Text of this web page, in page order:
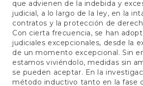
que advienen de la indebida y
judicial, a lo largo de la ley, en la
contratos y la protección de
Con cierta frecuencia, se han
judiciales excepcionales, desde la
de un momento excepcional. Sin
estamos viviéndolo, medidas sin
se pueden aceptar. En la
método inductivo tanto en la fase